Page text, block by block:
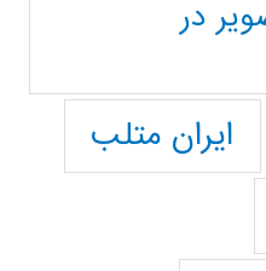
در
ایران متلب